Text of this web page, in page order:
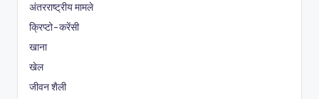
अंतरराष्ट्रीय मामले
क्रिप्टो-करेंसी
खाना
खेल
जीवन शैली